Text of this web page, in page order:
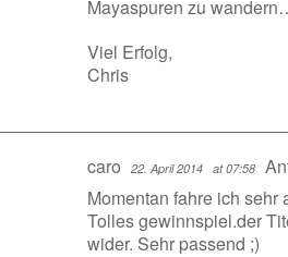
Mayaspuren zu
Viel Erfolg,
Chris
caro 22. April 2014 at 07:58
Momentan fahre ich sehr
Tolles gewinnspiel.der
wider. Sehr passend ;)